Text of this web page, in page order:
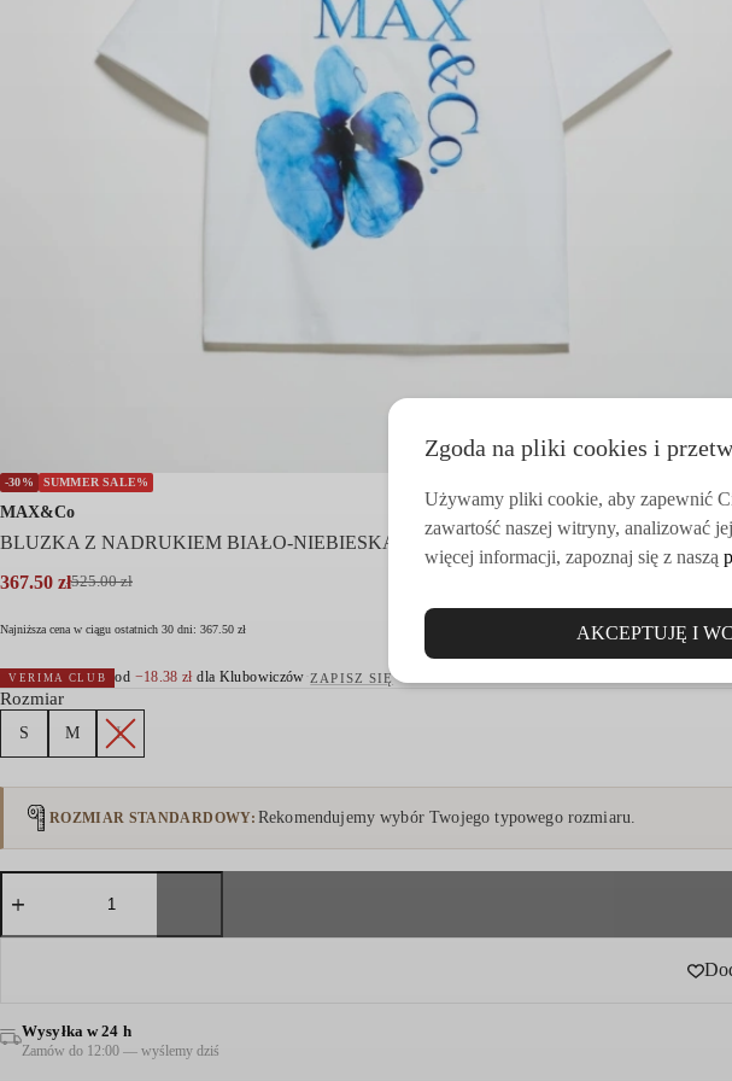
-30% SUMMER SALE%
MAX&Co
BLUZKA Z NADRUKIEM BIAŁO-NIEBIESKA
525.00zł
Pierwotna
wynosiła:
367.50 zł
Aktualna
wynosi:
Najniższa cena w ciągu ostatnich 30 dni: 367.50 zł
VERIMA CLUB od −18.38zł dla Klubowiczów ZAPISZ SIĘ
Rozmiar
S M L
ROZMIAR STANDARDOWY Rekomendujemy wybór Twojego typowego rozmiaru.
ilość
BLUZKA
NADRUKIEM
Wysyłka w 24 h
Zamów do 12:00 — wyślemy dziś
Zgoda na pliki cookies i
Używamy pliki cookie, aby zapewnić
zawartość naszej witryny, analizować
więcej informacji, zapoznaj się z naszą
AKCEPTUJĘ I